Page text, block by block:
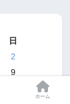
日
2
9
ホーム